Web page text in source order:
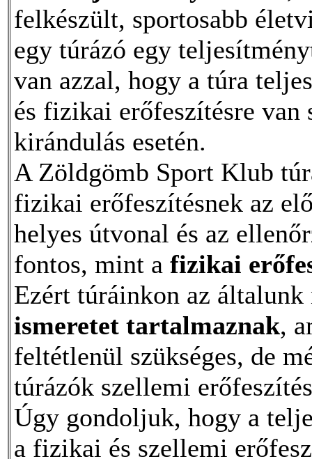
felkészült, sportosabb
egy túrázó egy
van azzal, hogy a túra
és fizikai erőfeszítésre
kirándulás esetén.
A Zöldgömb Sport Klub
fizikai erőfeszítésnek az
helyes útvonal és az
fontos, mint a fizikai
Ezért túráinkon az
ismeretet tartalmaznak,
feltétlenül szükséges, de
túrázók szellemi
Úgy gondoljuk, hogy a
a fizikai és szellemi